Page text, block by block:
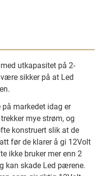
utkapasitet på 2-
sikker på at Led
markedet idag er
mye strøm, og
konstruert slik at de
før de klarer å gi 12Volt
ikke bruker mer enn 2
kan skade Led pærene.